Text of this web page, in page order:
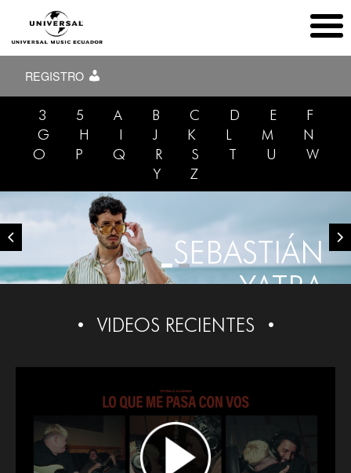
REGISTRO
3 5 A B C D E
F
G
H I J K L M
N
O
P Q R S T U
W
Y
Z
SEBASTIÁN
YATRA
VIDEOS RECIENTES